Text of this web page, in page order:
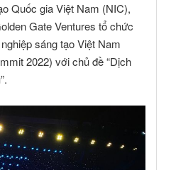
Quốc gia Việt Nam (NIC),
Gate Ventures tổ chức
sáng tạo Việt Nam
2022) với chủ đề “Dịch